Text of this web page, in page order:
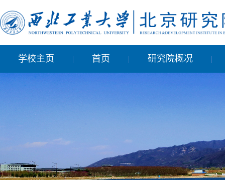
学校主页 | 首页 | 研究院概况 |